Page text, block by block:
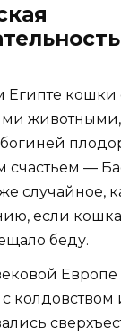
Египте кошки
—
случайное,
если
беду.
с